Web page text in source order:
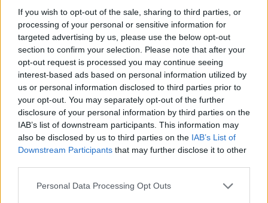
If you wish to opt-out of the sale, sharing to third parties, or
processing of your personal or sensitive information for
targeted advertising by us, please use the below opt-out
section to confirm your selection. Please note that after your
opt-out request is processed you may continue seeing
interest-based ads based on personal information utilized by
us or personal information disclosed to third parties prior to
your opt-out. You may separately opt-out of the further
disclosure of your personal information by third parties on the
IAB’s list of downstream participants. This information may
also be disclosed by us to third parties on the IAB’s List of
Downstream Participants that may further disclose it to other
Personal Data Processing Opt Outs
misselijkheid maar dit heb ik opgevangen door de
tabletten gelijktij [lees meer...]
geef mening 0 reacties
Cotrimoxazol
15-01-2022 | Man | 74
cotrimoxazol (960mg)
Blaasontsteking